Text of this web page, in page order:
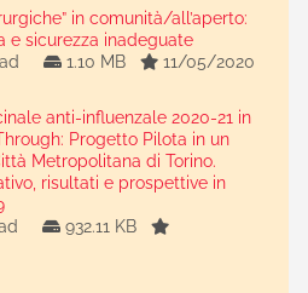
in comunità/all’aperto:
e sicurezza inadeguate
1.10 MB 11/05/2020
anti-influenzale 2020-21 in
Progetto Pilota in un
Metropolitana di Torino.
risultati e prospettive in
932.11 KB